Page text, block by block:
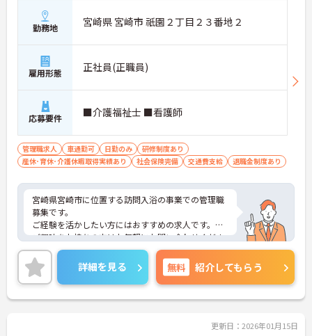
勤務地 宮崎県 宮崎市 祇園２丁目２３番地２
雇用形態 正社員(正職員)
応募要件 ■介護福祉士 ■看護師
管理職求人 車通勤可 日勤のみ
研修制度あり
産休･育休･介護休暇取得実績あり
社会保険完備 交通費支給 退職金制度あり
宮崎県宮崎市に位置する訪問入浴の事業での管理職
募集です。
ご経験を活かしたい方にはおすすめの求人です。
ご興味をお持ちの方はお気軽にお問い合わせくださ
い。
詳細を見る 無料 紹介してもらう
更新日：2026年01月15日